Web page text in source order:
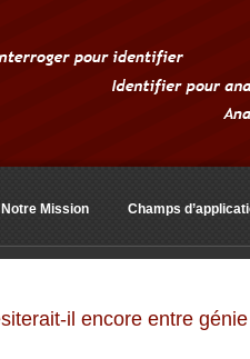
Notre Mission Champs
il encore entre